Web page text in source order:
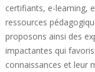
certifiants, e-learning,
ressources
proposons ainsi des
impactantes qui
connaissances et leur